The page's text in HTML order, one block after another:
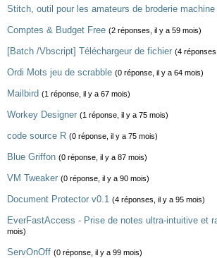
Stitch, outil pour les amateurs de broderie machine
Comptes & Budget Free (2 réponses, il y a 59 mois)
[Batch /Vbscript] Téléchargeur de fichier (4
Ordi Mots jeu de scrabble (0 réponse, il y a 64 mois)
Mailbird (1 réponse, il y a 67 mois)
Workey Designer (1 réponse, il y a 75 mois)
code source R (0 réponse, il y a 75 mois)
Blue Griffon (0 réponse, il y a 87 mois)
VM Tweaker (0 réponse, il y a 90 mois)
Document Protector v0.1 (4 réponses, il y a 95 mois)
EverFastAccess - Prise de notes ultra-intuitive et
mois)
ServOnOff (0 réponse, il y a 99 mois)